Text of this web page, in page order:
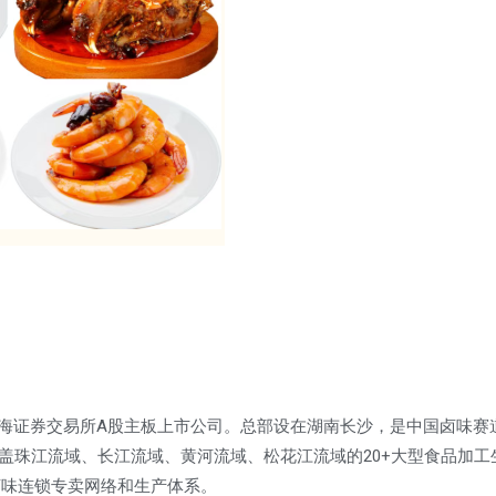
券交易所A股主板上市公司。总部设在湖南长沙，是中国卤味赛
珠江流域、长江流域、黄河流域、松花江流域的20+大型食品加工
连锁专卖网络和生产体系。